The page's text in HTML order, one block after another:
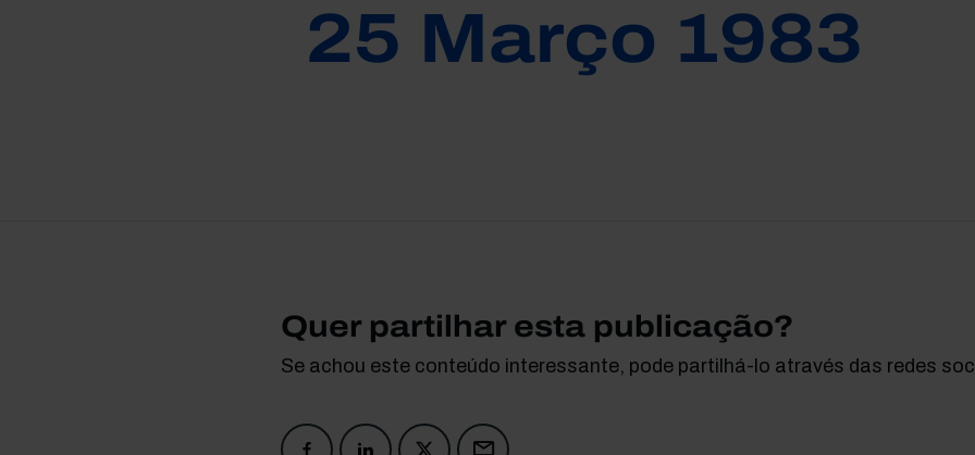
25 Março 1983
Quer partilhar esta publicação?
Se achou este conteúdo interessante, pode partilhá-lo através das redes